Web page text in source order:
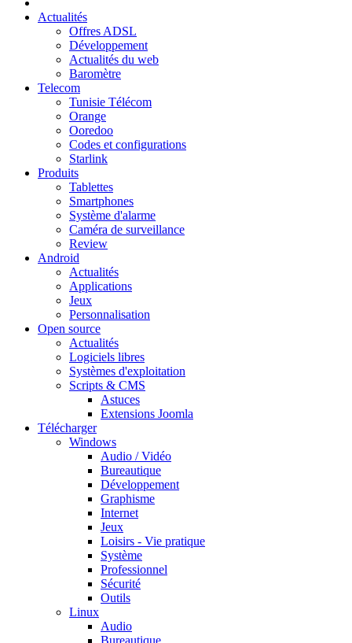
Actualités
Offres ADSL
Développement
Actualités du web
Baromètre
Telecom
Tunisie Télécom
Orange
Ooredoo
Codes et configurations
Starlink
Produits
Tablettes
Smartphones
Système d'alarme
Caméra de surveillance
Review
Android
Actualités
Applications
Jeux
Personnalisation
Open source
Actualités
Logiciels libres
Systèmes d'exploitation
Scripts & CMS
Astuces
Extensions Joomla
Télécharger
Windows
Audio / Vidéo
Bureautique
Développement
Graphisme
Internet
Jeux
Loisirs - Vie pratique
Système
Professionnel
Sécurité
Outils
Linux
Audio
Bureautique